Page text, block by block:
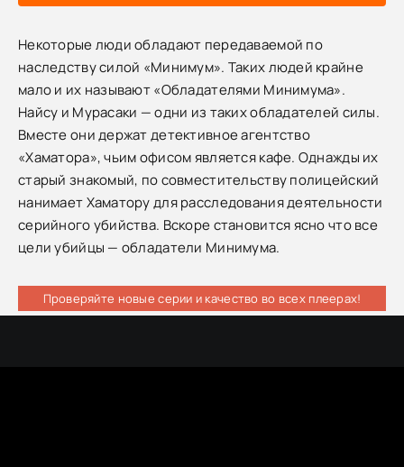
Некоторые люди обладают передаваемой по
наследству силой «Минимум». Таких людей крайне
мало и их называют «Обладателями Минимума».
Найсу и Мурасаки — одни из таких обладателей силы.
Вместе они держат детективное агентство
«Хаматора», чьим офисом является кафе. Однажды их
старый знакомый, по совместительству полицейский
нанимает Хаматору для расследования деятельности
серийного убийства. Вскоре становится ясно что все
цели убийцы — обладатели Минимума.
Проверяйте новые серии и качество во всех плеерах!